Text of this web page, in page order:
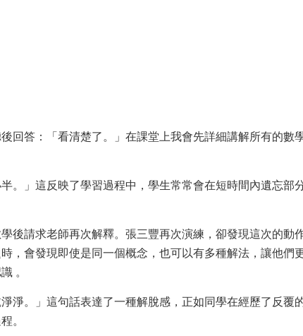
回答：「看清楚了。」在課堂上我會先詳細講解所有的數
。」這反映了學習過程中，學生常常會在短時間內遺忘部
後請求老師再次解釋。張三豐再次演練，卻發現這次的動
，會發現即使是同一個概念，也可以有多種解法，讓他們
。
淨。」這句話表達了一種解脫感，正如同學在經歷了反覆
。